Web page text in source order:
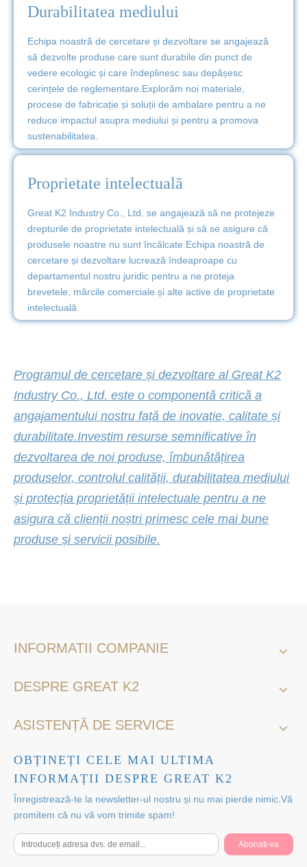
Durabilitatea mediului
Echipa noastră de cercetare și dezvoltare se angajează
să dezvolte produse care sunt durabile din punct de
vedere ecologic și care îndeplinesc sau depășesc
cerințele de reglementare.Explorăm noi materiale,
procese de fabricație și soluții de ambalare pentru a ne
reduce impactul asupra mediului și pentru a promova
sustenabilitatea.
Proprietate intelectuală
Great K2 Industry Co., Ltd. se angajează să ne protejeze
drepturile de proprietate intelectuală și să se asigure că
produsele noastre nu sunt încălcate.Echipa noastră de
cercetare și dezvoltare lucrează îndeaproape cu
departamentul nostru juridic pentru a ne proteja
brevetele, mărcile comerciale și alte active de proprietate
intelectuală.
Programul de cercetare și dezvoltare al Great K2
Industry Co., Ltd. este o componentă critică a
angajamentului nostru față de inovație, calitate și
durabilitate.Investim resurse semnificative în
dezvoltarea de noi produse, îmbunătățirea
produselor, controlul calității, durabilitatea mediului
și protecția proprietății intelectuale pentru a ne
asigura că clienții noștri primesc cele mai bune
produse și servicii posibile.
INFORMATII COMPANIE
DESPRE GREAT K2
ASISTENȚĂ DE SERVICE
OBȚINEȚI CELE MAI ULTIMA
INFORMAȚII DESPRE GREAT K2
Înregistrează-te la newsletter-ul nostru și nu mai pierde nimic.Vă
promitem că nu vă vom trimite spam!
Abonati-va